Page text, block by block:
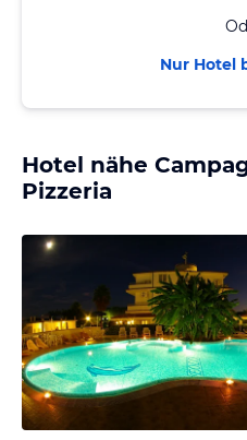
Nur Hotel
Hotel nähe
Pizzeria